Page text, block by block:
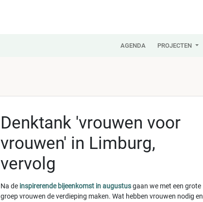
AGENDA PROJECTEN
Denktank 'vrouwen voor
vrouwen' in Limburg,
vervolg
Na de inspirerende bijeenkomst in augustusgaan we met een grote
groep vrouwen de verdieping maken. Wat hebben vrouwen nodig en